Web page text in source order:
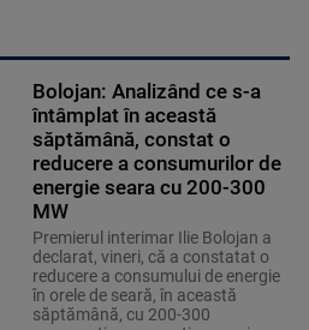
Bolojan: Analizând ce s-a
întâmplat în această
săptămână, constat o
reducere a consumurilor de
energie seara cu 200-300
MW
Premierul interimar Ilie Bolojan a
declarat, vineri, că a constatat o
reducere a consumului de energie
în orele de seară, în această
săptămână, cu 200-300